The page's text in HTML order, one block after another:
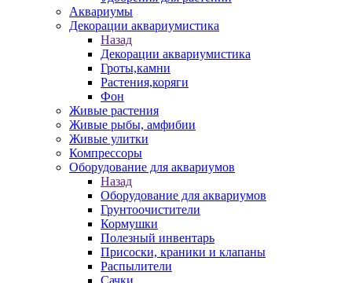
Аквариумы
Декорации аквариумистика
Назад
Декорации аквариумистика
Гроты,камни
Растения,коряги
Фон
Живые растения
Живые рыбы, амфибии
Живые улитки
Компрессоры
Оборудование для аквариумов
Назад
Оборудование для аквариумов
Грунтоочистители
Кормушки
Полезный инвентарь
Присоски, краники и клапаны
Распылители
Сачки